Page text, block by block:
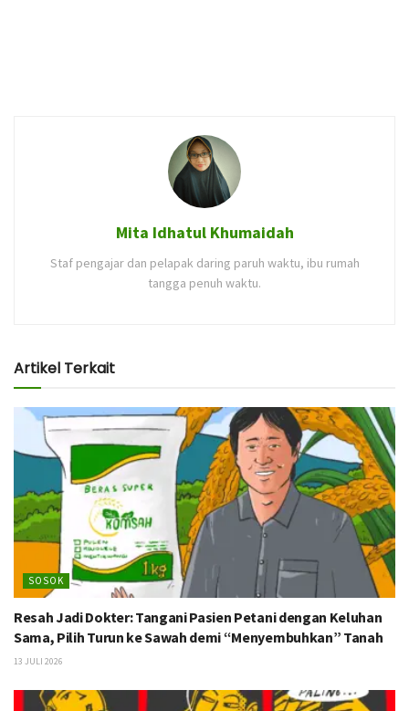
Mita Idhatul Khumaidah
Staf pengajar dan pelapak daring paruh waktu, ibu rumah
tangga penuh waktu.
Artikel Terkait
SOSOK
Resah Jadi Dokter: Tangani Pasien Petani dengan Keluhan
Sama, Pilih Turun ke Sawah demi “Menyembuhkan” Tanah
13 JULI 2026